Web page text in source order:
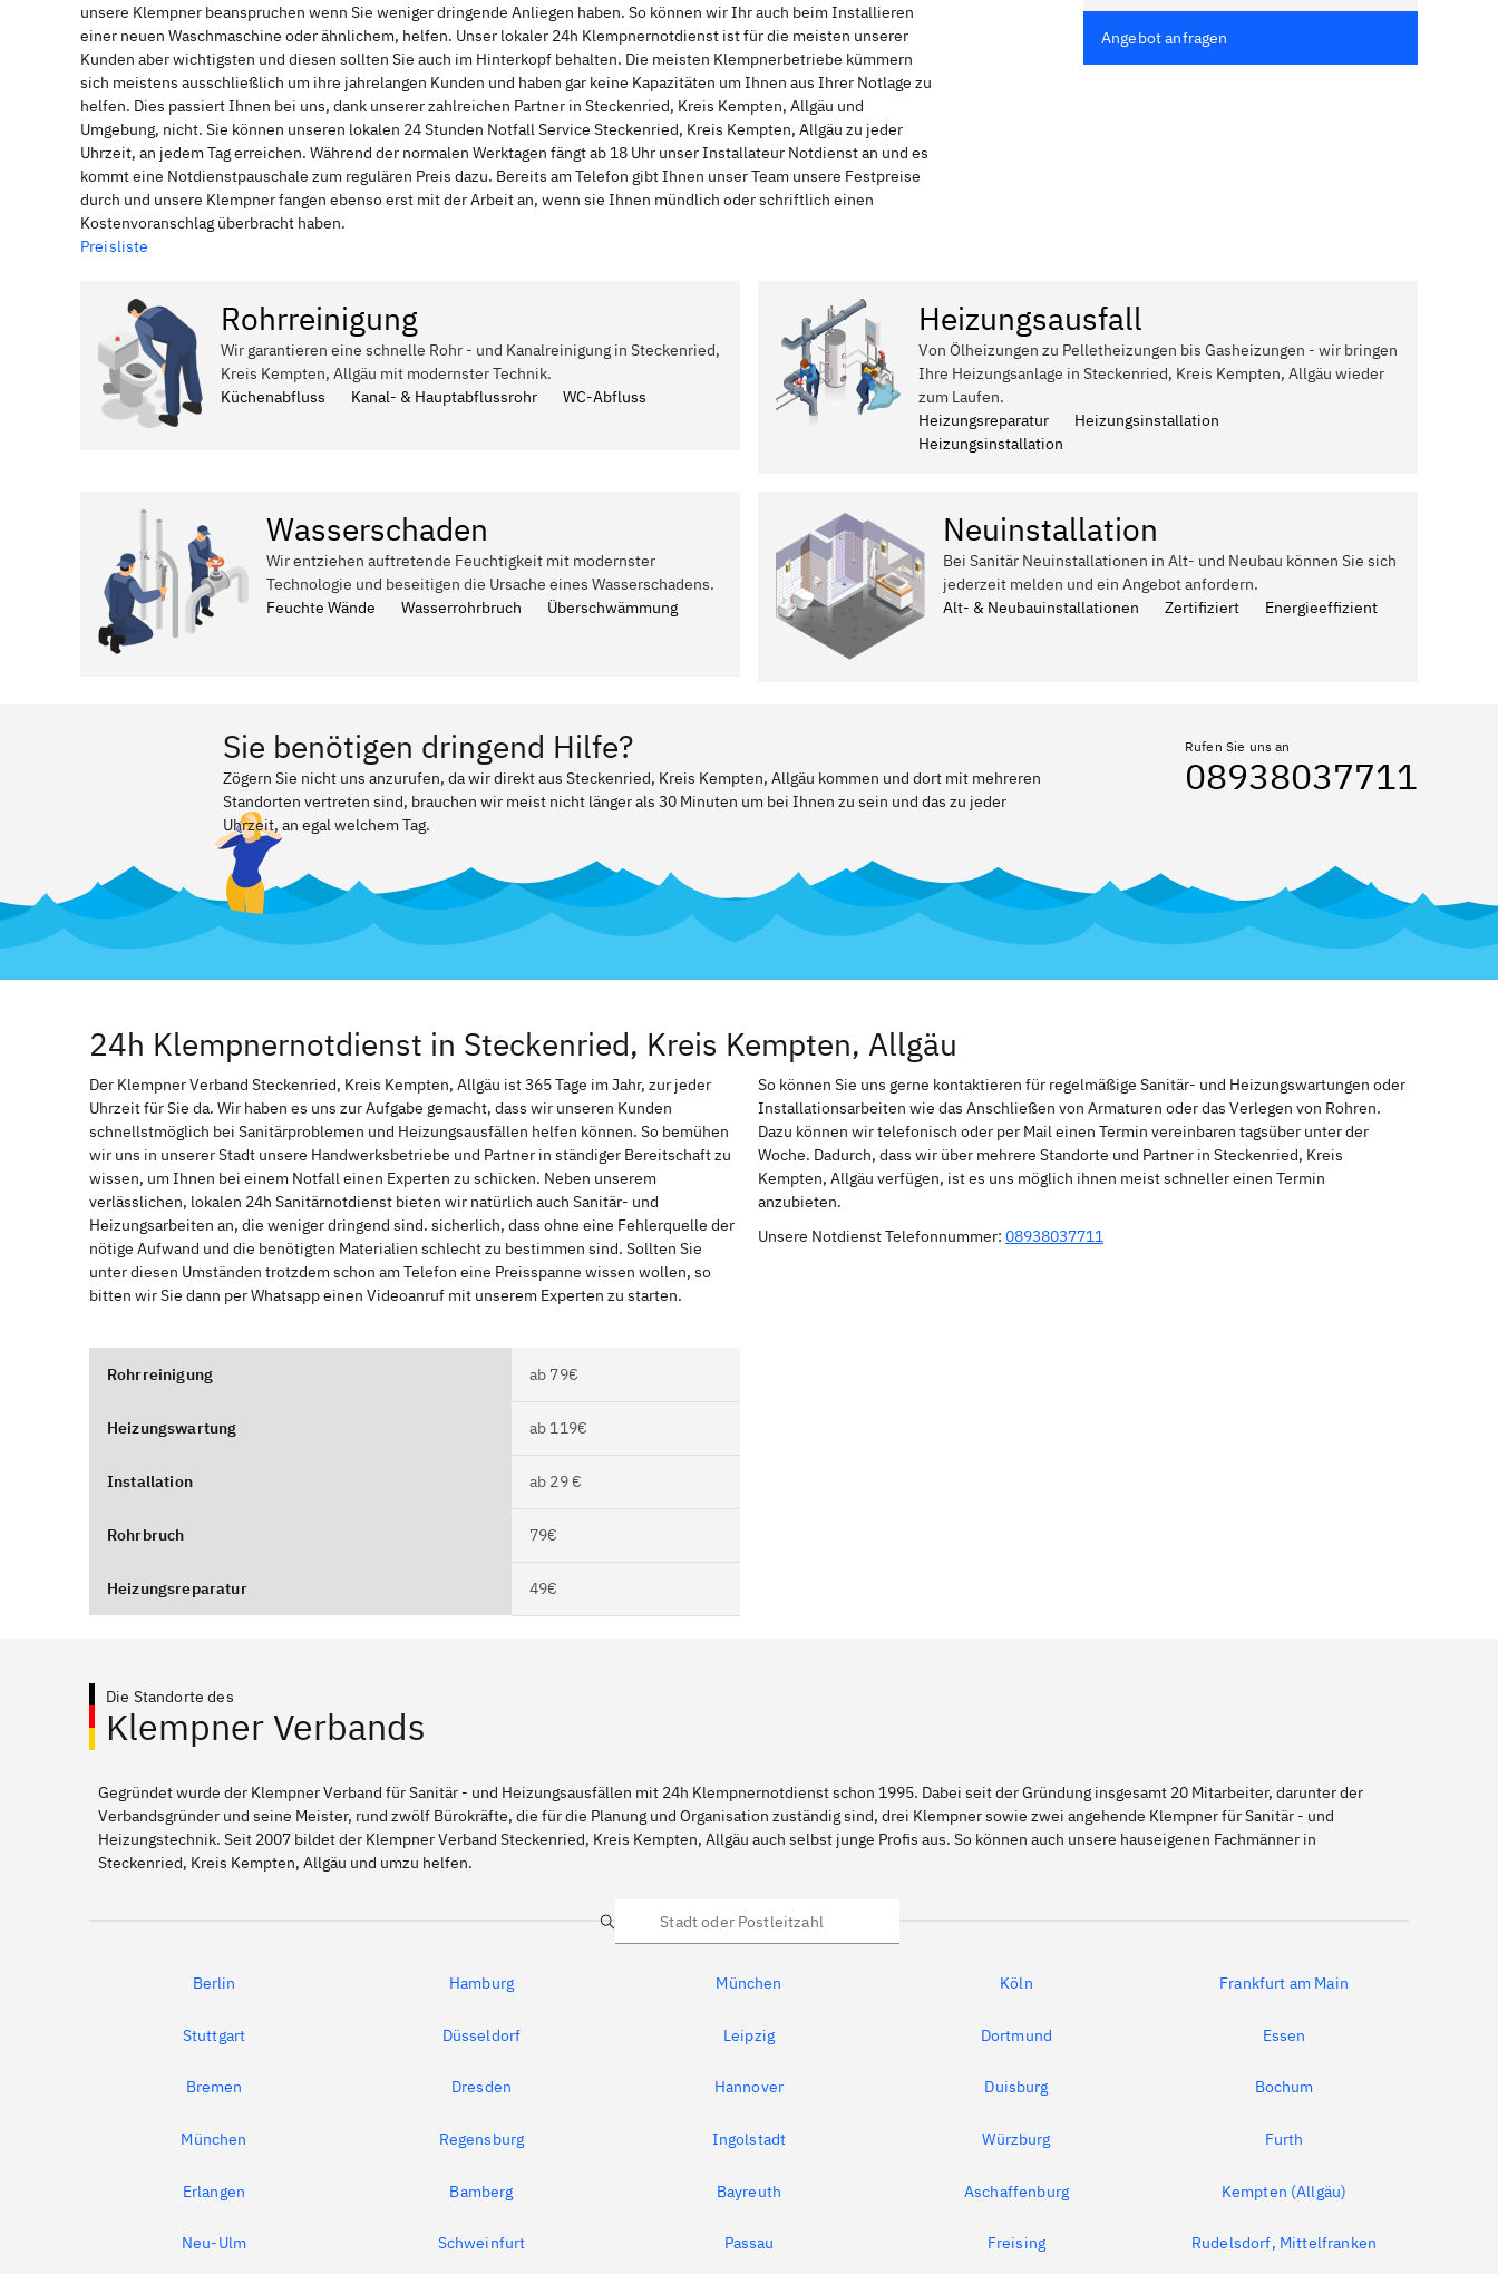
unsere Klempner beanspruchen wenn Sie weniger dringende Anliegen haben. So können wir Ihr auch beim Installieren
einer neuen Waschmaschine oder ähnlichem, helfen. Unser lokaler 24h Klempnernotdienst ist für die meisten unserer
Kunden aber wichtigsten und diesen sollten Sie auch im Hinterkopf behalten. Die meisten Klempnerbetriebe kümmern
sich meistens ausschließlich um ihre jahrelangen Kunden und haben gar keine Kapazitäten um Ihnen aus Ihrer Notlage zu
helfen. Dies passiert Ihnen bei uns, dank unserer zahlreichen Partner in Steckenried, Kreis Kempten, Allgäu und
Umgebung, nicht. Sie können unseren lokalen 24 Stunden Notfall Service Steckenried, Kreis Kempten, Allgäu zu jeder
Uhrzeit, an jedem Tag erreichen. Während der normalen Werktagen fängt ab 18 Uhr unser Installateur Notdienst an und es
kommt eine Notdienstpauschale zum regulären Preis dazu. Bereits am Telefon gibt Ihnen unser Team unsere Festpreise
durch und unsere Klempner fangen ebenso erst mit der Arbeit an, wenn sie Ihnen mündlich oder schriftlich einen
Kostenvoranschlag überbracht haben.
Preisliste
Angebot anfragen
Rohrreinigung
Wir garantieren eine schnelle Rohr - und Kanalreinigung in Steckenried,
Kreis Kempten, Allgäu mit modernster Technik.
Küchenabfluss
Kanal- & Hauptabflussrohr WC-Abfluss
Heizungsausfall
Von Ölheizungen zu Pelletheizungen bis Gasheizungen - wir bringen
Ihre Heizungsanlage in Steckenried, Kreis Kempten, Allgäu wieder
zum Laufen.
Heizungsreparatur
Heizungsinstallation
Heizungsinstallation
Wasserschaden
Wir entziehen auftretende Feuchtigkeit mit modernster
Technologie und beseitigen die Ursache eines Wasserschadens.
Feuchte Wände
Wasserrohrbruch Überschwämmung
Neuinstallation
Bei Sanitär Neuinstallationen in Alt- und Neubau können Sie sich
jederzeit melden und ein Angebot anfordern.
Alt- & Neubauinstallationen
Zertifiziert Energieeffizient
Sie benötigen dringend Hilfe?
Zögern Sie nicht uns anzurufen, da wir direkt aus Steckenried, Kreis Kempten, Allgäu kommen und dort mit mehreren
Standorten vertreten sind, brauchen wir meist nicht länger als 30 Minuten um bei Ihnen zu sein und das zu jeder
Uhrzeit, an egal welchem Tag.
Rufen Sie uns an
08938037711
24h Klempnernotdienst in Steckenried, Kreis Kempten, Allgäu
Der Klempner Verband Steckenried, Kreis Kempten, Allgäu ist 365 Tage im Jahr, zur jeder
Uhrzeit für Sie da. Wir haben es uns zur Aufgabe gemacht, dass wir unseren Kunden
schnellstmöglich bei Sanitärproblemen und Heizungsausfällen helfen können. So bemühen
wir uns in unserer Stadt unsere Handwerksbetriebe und Partner in ständiger Bereitschaft zu
wissen, um Ihnen bei einem Notfall einen Experten zu schicken. Neben unserem
verlässlichen, lokalen 24h Sanitärnotdienst bieten wir natürlich auch Sanitär- und
Heizungsarbeiten an, die weniger dringend sind. sicherlich, dass ohne eine Fehlerquelle der
nötige Aufwand und die benötigten Materialien schlecht zu bestimmen sind. Sollten Sie
unter diesen Umständen trotzdem schon am Telefon eine Preisspanne wissen wollen, so
bitten wir Sie dann per Whatsapp einen Videoanruf mit unserem Experten zu starten.
So können Sie uns gerne kontaktieren für regelmäßige Sanitär- und Heizungswartungen oder
Installationsarbeiten wie das Anschließen von Armaturen oder das Verlegen von Rohren.
Dazu können wir telefonisch oder per Mail einen Termin vereinbaren tagsüber unter der
Woche. Dadurch, dass wir über mehrere Standorte und Partner in Steckenried, Kreis
Kempten, Allgäu verfügen, ist es uns möglich ihnen meist schneller einen Termin
anzubieten.
Unsere Notdienst Telefonnummer: 08938037711
Rohrreinigung ab 79€
Heizungswartung ab 119€
Installation ab 29 €
Rohrbruch 79€
Heizungsreparatur 49€
Die Standorte des
Klempner Verbands
Gegründet wurde der Klempner Verband für Sanitär - und Heizungsausfällen mit 24h Klempnernotdienst schon 1995. Dabei seit der Gründung insgesamt 20 Mitarbeiter, darunter der
Verbandsgründer und seine Meister, rund zwölf Bürokräfte, die für die Planung und Organisation zuständig sind, drei Klempner sowie zwei angehende Klempner für Sanitär - und
Heizungstechnik. Seit 2007 bildet der Klempner Verband Steckenried, Kreis Kempten, Allgäu auch selbst junge Profis aus. So können auch unsere hauseigenen Fachmänner in
Steckenried, Kreis Kempten, Allgäu und umzu helfen.
Suche
Berlin Hamburg München Köln Frankfurt am Main
Stuttgart Düsseldorf Leipzig Dortmund Essen
Bremen Dresden Hannover Duisburg Bochum
München Regensburg Ingolstadt Würzburg Furth
Erlangen Bamberg Bayreuth Aschaffenburg Kempten (Allgäu)
Neu-Ulm Schweinfurt Passau Freising Rudelsdorf, Mittelfranken